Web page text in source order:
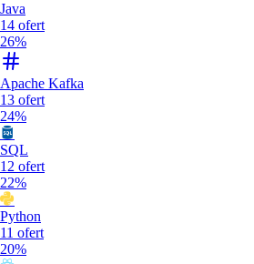
Java
14 ofert
26%
Apache Kafka
13 ofert
24%
SQL
12 ofert
22%
Python
11 ofert
20%